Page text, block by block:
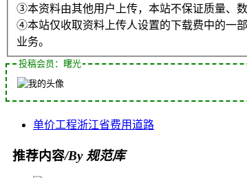
③本资料由其他用户上传，本站不保证质量、
④本站仅收取资料上传人设置的下载费中的一
业务。
投稿会员：曙光
单价工程浙江省费用道路
推荐内容/By 规范库